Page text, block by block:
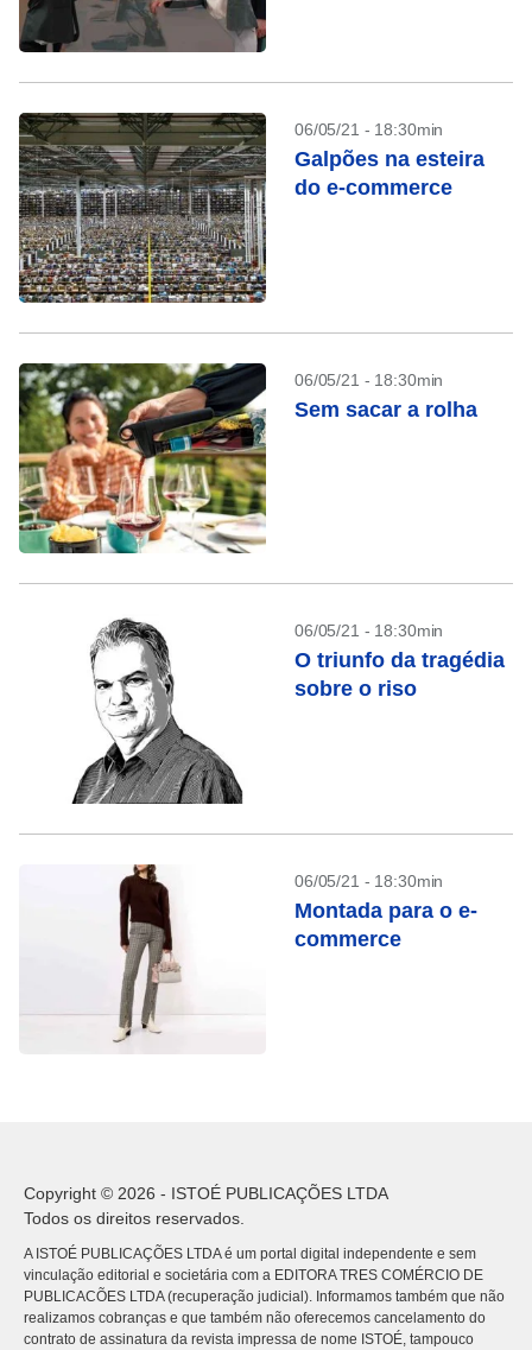
06/05/21 - 18:30min
Galpões na esteira
do e-commerce
06/05/21 - 18:30min
Sem sacar a rolha
06/05/21 - 18:30min
O triunfo da tragédia
sobre o riso
06/05/21 - 18:30min
Montada para o e-
commerce
Copyright © 2026 - ISTOÉ PUBLICAÇÕES LTDA
Todos os direitos reservados.
A ISTOÉ PUBLICAÇÕES LTDA é um portal digital independente e sem
vinculação editorial e societária com a EDITORA TRES COMÉRCIO DE
PUBLICACÕES LTDA (recuperação judicial). Informamos também que não
realizamos cobranças e que também não oferecemos cancelamento do
contrato de assinatura da revista impressa de nome ISTOÉ, tampouco